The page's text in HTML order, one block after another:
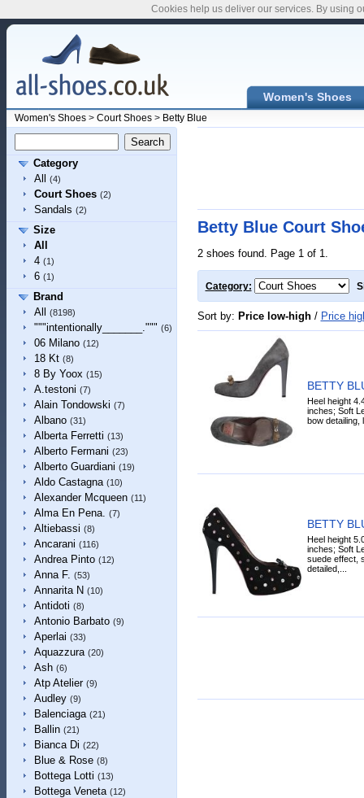
Women's Shoes
Women's Shoes> Court Shoes> Betty Blue
Category
All
(4)
Court Shoes (2)
Sandals (2)
Size
All
4 (1)
6 (1)
Brand
All
(8198)
"""intentionally_______.""" (6)
06 Milano (12)
18 Kt (8)
8 By Yoox (15)
A.testoni (7)
Alain Tondowski (7)
Albano (31)
Alberta Ferretti (13)
Alberto Fermani (23)
Alberto Guardiani (19)
Aldo Castagna (10)
Alexander Mcqueen (11)
Alma En Pena. (7)
Altiebassi (8)
Ancarani (116)
Andrea Pinto (12)
Anna F. (53)
Annarita N (10)
Antidoti (8)
Antonio Barbato (9)
Aperlai (33)
Aquazzura (20)
Ash (6)
Atp Atelier (9)
Audley (9)
Balenciaga (21)
Ballin (21)
Bianca Di (22)
Blue & Rose (8)
Bottega Lotti (13)
Bottega Veneta (12)
Betty Blue Court
2 shoes found. Page 1 of 1.
Category:
Sort by: Price low-high/ Price
BETTY
Heel height
inches; Soft
bow detailing,
BETTY
Heel height
inches; Soft
suede effect,
detailed,...
Cookies help us deliver our services. By using